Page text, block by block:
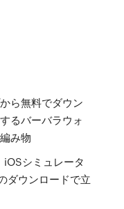
ら無料でダウン
るバーバラウォ
み物
iOSシミュレータ
ダウンロードで立